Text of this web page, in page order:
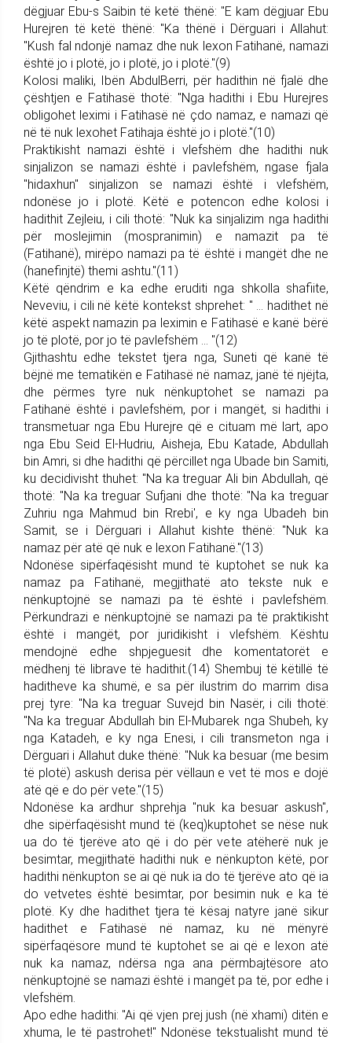
dëgjuar Ebu-s Saibin të ketë thënë: "E kam dëgjuar Ebu
Hurejren të ketë thënë: "Ka thënë i Dërguari i Allahut:
"Kush fal ndonjë namaz dhe nuk lexon Fatihanë, namazi
është jo i plotë, jo i plotë, jo i plotë."(9)
Kolosi maliki, Ibën AbdulBerri, për hadithin në fjalë dhe
çështjen e Fatihasë thotë: "Nga hadithi i Ebu Hurejres
obligohet leximi i Fatihasë në çdo namaz, e namazi që
në të nuk lexohet Fatihaja është jo i plotë."(10)
Praktikisht namazi është i vlefshëm dhe hadithi nuk
sinjalizon se namazi është i pavlefshëm, ngase fjala
"hidaxhun" sinjalizon se namazi është i vlefshëm,
ndonëse jo i plotë. Këtë e potencon edhe kolosi i
hadithit Zejleiu, i cili thotë: "Nuk ka sinjalizim nga hadithi
për moslejimin (mospranimin) e namazit pa të
(Fatihanë), mirëpo namazi pa të është i mangët dhe ne
(hanefinjtë) themi ashtu."(11)
Këtë qëndrim e ka edhe eruditi nga shkolla shafiite,
Neveviu, i cili në këtë kontekst shprehet: " ... hadithet në
këtë aspekt namazin pa leximin e Fatihasë e kanë bërë
jo të plotë, por jo të pavlefshëm ... "(12)
Gjithashtu edhe tekstet tjera nga, Suneti që kanë të
bëjnë me tematikën e Fatihasë në namaz, janë të njëjta,
dhe përmes tyre nuk nënkuptohet se namazi pa
Fatihanë është i pavlefshëm, por i mangët, si hadithi i
transmetuar nga Ebu Hurejre që e cituam më lart, apo
nga Ebu Seid El-Hudriu, Aisheja, Ebu Katade, Abdullah
bin Amri, si dhe hadithi që përcillet nga Ubade bin Samiti,
ku decidivisht thuhet: "Na ka treguar Ali bin Abdullah, që
thotë: "Na ka treguar Sufjani dhe thotë: "Na ka treguar
Zuhriu nga Mahmud bin Rrebi', e ky nga Ubadeh bin
Samit, se i Dërguari i Allahut kishte thënë: "Nuk ka
namaz për atë që nuk e lexon Fatihanë."(13)
Ndonëse sipërfaqësisht mund të kuptohet se nuk ka
namaz pa Fatihanë, megjithatë ato tekste nuk e
nënkuptojnë se namazi pa të është i pavlefshëm.
Përkundrazi e nënkuptojnë se namazi pa të praktikisht
është i mangët, por juridikisht i vlefshëm. Kështu
mendojnë edhe shpjeguesit dhe komentatorët e
mëdhenj të librave të hadithit.(14) Shembuj të këtillë të
haditheve ka shumë, e sa për ilustrim do marrim disa
prej tyre: "Na ka treguar Suvejd bin Nasër, i cili thotë:
"Na ka treguar Abdullah bin El-Mubarek nga Shubeh, ky
nga Katadeh, e ky nga Enesi, i cili transmeton nga i
Dërguari i Allahut duke thënë: "Nuk ka besuar (me besim
të plotë) askush derisa për vëllaun e vet të mos e dojë
atë që e do për vete."(15)
Ndonëse ka ardhur shprehja "nuk ka besuar askush",
dhe sipërfaqësisht mund të (keq)kuptohet se nëse nuk
ua do të tjerëve ato që i do për vete atëherë nuk je
besimtar, megjithatë hadithi nuk e nënkupton këtë, por
hadithi nënkupton se ai që nuk ia do të tjerëve ato që ia
do vetvetes është besimtar, por besimin nuk e ka të
plotë. Ky dhe hadithet tjera të kësaj natyre janë sikur
hadithet e Fatihasë në namaz, ku në mënyrë
sipërfaqësore mund të kuptohet se ai që e lexon atë
nuk ka namaz, ndërsa nga ana përmbajtësore ato
nënkuptojnë se namazi është i mangët pa të, por edhe i
vlefshëm.
Apo edhe hadithi: "Ai që vjen prej jush (në xhami) ditën e
xhuma, le të pastrohet!" Ndonëse tekstualisht mund të